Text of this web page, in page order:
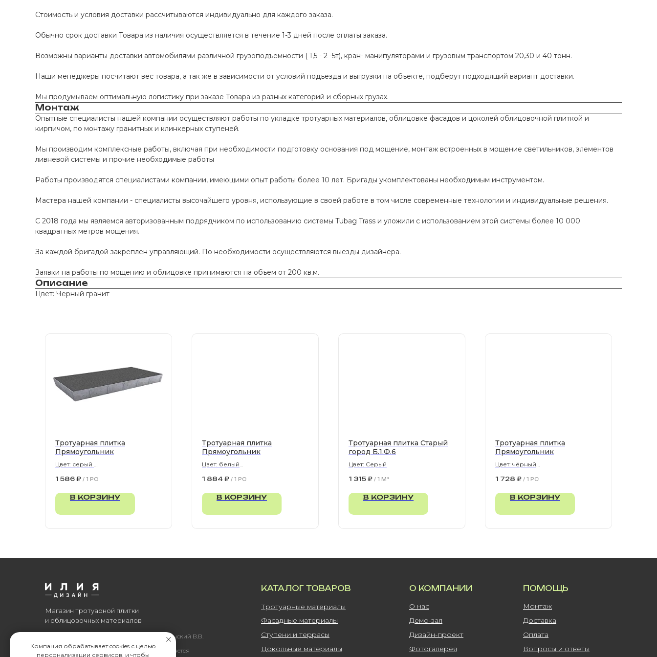
Стоимость и условия доставки рассчитываются индивидуально для каждого заказа.
Обычно срок доставки Товара из наличия осуществляется в течение 1-3 дней после оплаты заказа.
Возможны варианты доставки автомобилями различной грузоподъемности ( 1,5 - 2 -5т), кран- манипуляторами и грузовым транспортом 20,30 и 40 тонн.
Наши менеджеры посчитают вес товара, а так же в зависимости от условий подъезда и выгрузки на объекте, подберут подходящий вариант доставки.
Мы продумываем оптимальную логистику при заказе Товара из разных категорий и сборных грузах.
Монтаж
Опытные специалисты нашей компании осуществляют работы по укладке тротуарных материалов, облицовке фасадов и цоколей облицовочной плиткой и
кирпичом, по монтажу гранитных и клинкерных ступеней.
Мы производим комплексные работы, включая при необходимости подготовку основания под мощение, монтаж встроенных в мощение светильников, элементов
ливневой системы и прочие необходимые работы
Работы производятся специалистами компании, имеющими опыт работы более 10 лет. Бригады укомплектованы необходимым инструментом.
Мастера нашей компании - специалисты высочайшего уровня, использующие в своей работе в том числе современные технологии и индивидуальные решения.
С 2018 года мы являемся авторизованным подрядчиком по использованию системы Tubag Trass и уложили с использованием этой системы более 10 000
квадратных метров мощения.
За каждой бригадой закреплен управляющий. По необходимости осуществляются выезды дизайнера.
Заявки на работы по мощению и облицовке принимаются на объем от 200 кв.м.
Описание
Цвет: Черный гранит
Тротуарная плитка
Прямоугольник
Цвет: серый
1 586 ₽ / 1 PC
В КОРЗИНУ
Тротуарная плитка
Прямоугольник
Цвет: белый
1 884 ₽ / 1 PC
В КОРЗИНУ
Тротуарная плитка Старый
город Б.1.Ф.6
Цвет: Серый
1 315 ₽ / 1 M²
В КОРЗИНУ
Тротуарная плитка
Прямоугольник
Цвет: чёрный
1 728 ₽ / 1 PC
В КОРЗИНУ
Информация, размещенная на сайте, не является
Все права защищены. © 2006-2026. ИП Ильинский В.В.
Магазин тротуарной плитки
и облицовочных материалов
КАТАЛОГ ТОВАРОВ
Тротуарные материалы
ПОМОЩЬ
О КОМПАНИИ
Вопросы и ответы
Оплата
Доставка
Монтаж
О нас
Фотогалерея
Дизайн-проект
Цокольные материалы
Ступени и террасы
Фасадные материалы Демо-зал
Компания обрабатывает cookies с целью
персонализации сервисов, и чтобы